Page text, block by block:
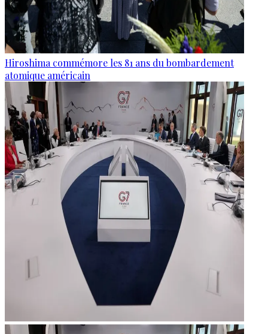
Hiroshima commémore les 81 ans du bombardement
atomique américain